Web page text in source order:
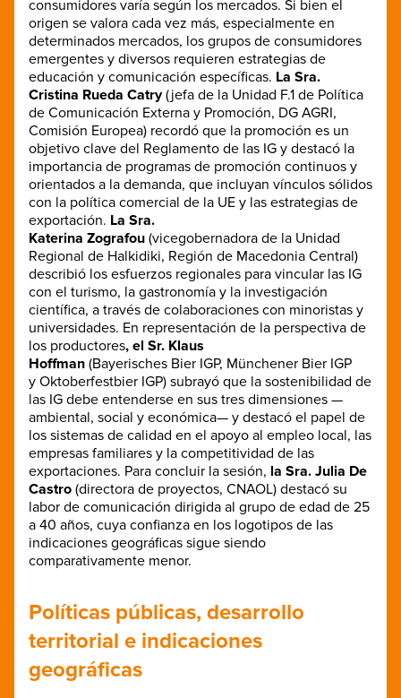
consumidores varía según los mercados. Si bien el
origen se valora cada vez más, especialmente en
determinados mercados, los grupos de consumidores
emergentes y diversos requieren estrategias de
educación y comunicación específicas. La Sra.
Cristina Rueda Catry(jefa de la Unidad F.1 de Política
de Comunicación Externa y Promoción, DG AGRI,
Comisión Europea) recordó que la promoción es un
objetivo clave del Reglamento de las IG y destacó la
importancia de programas de promoción continuos y
orientados a la demanda, que incluyan vínculos sólidos
con la política comercial de la UE y las estrategias de
exportación. La Sra.
Katerina Zografou (vicegobernadora de la Unidad
Regional de Halkidiki, Región de Macedonia Central)
describió los esfuerzos regionales para vincular las IG
con el turismo, la gastronomía y la investigación
científica, a través de colaboraciones con minoristas y
universidades. En representación de la perspectiva de
los productores, el Sr. Klaus
Hoffman (Bayerisches Bier IGP, Münchener Bier IGP
y Oktoberfestbier IGP) subrayó que la sostenibilidad de
las IG debe entenderse en sus tres dimensiones —
ambiental, social y económica— y destacó el papel de
los sistemas de calidad en el apoyo al empleo local, las
empresas familiares y la competitividad de las
exportaciones. Para concluir la sesión, la Sra. Julia De
Castro (directora de proyectos, CNAOL) destacó su
labor de comunicación dirigida al grupo de edad de 25
a 40 años, cuya confianza en los logotipos de las
indicaciones geográficas sigue siendo
comparativamente menor.
Políticas públicas, desarrollo
territorial e indicaciones
geográficas